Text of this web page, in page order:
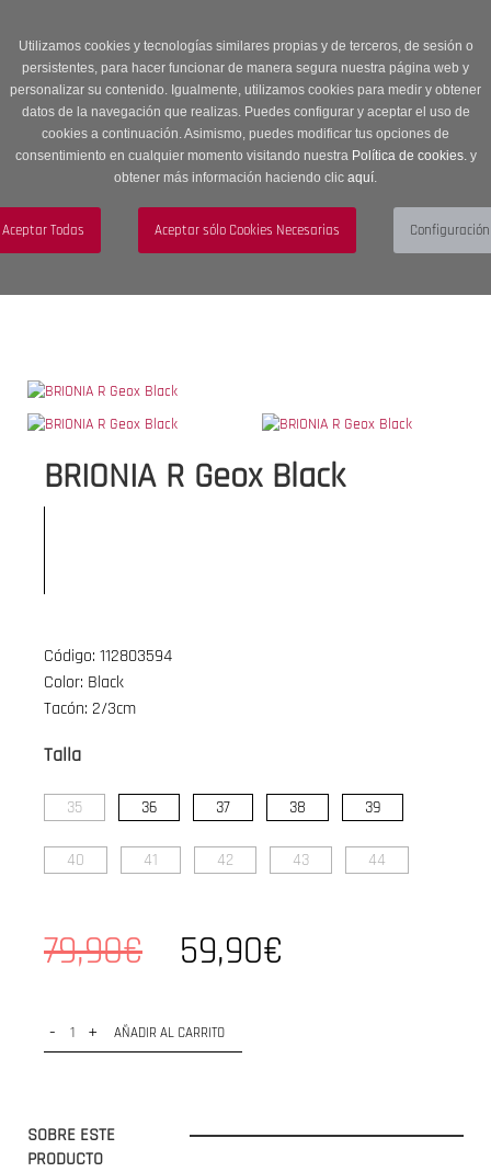
Utilizamos cookies y tecnologías similares propias y de terceros, de sesión o
persistentes, para hacer funcionar de manera segura nuestra página web y
personalizar su contenido. Igualmente, utilizamos cookies para medir y obtener
datos de la navegación que realizas. Puedes configurar y aceptar el uso de
cookies a continuación. Asimismo, puedes modificar tus opciones de
consentimiento en cualquier momento visitando nuestra Política de cookies.y
obtener más información haciendo clic aquí.
descuento en Sección OUTLET con código OUTLET20
navigation
Menú
BRIONIA R Geox Black
Código: 112803594
Color: Black
Tacón: 2/3cm
Talla
35 36 37 38 39
40 41 42 43 44
79,90€ 59,90€
- + AÑADIR AL CARRITO
SOBRE ESTE
PRODUCTO